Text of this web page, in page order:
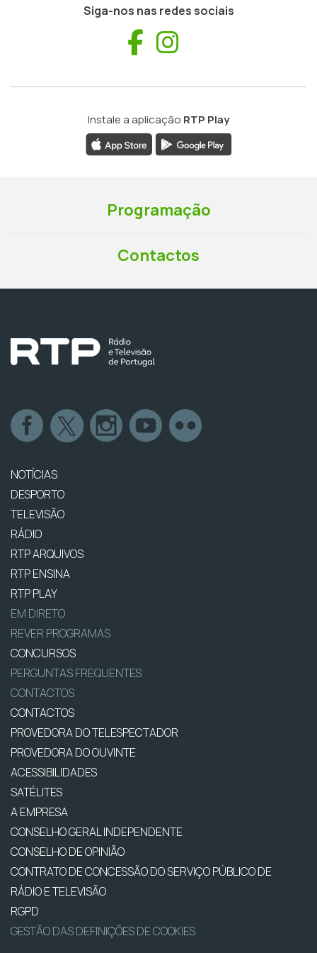
Siga-nos nas redes sociais
Facebook
Instale a aplicação RTP Play
Programação
Contactos
NOTÍCIAS
DESPORTO
TELEVISÃO
RÁDIO
RTP ARQUIVOS
RTP ENSINA
RTP PLAY
EM DIRETO
REVER PROGRAMAS
CONCURSOS
PERGUNTAS FREQUENTES
CONTACTOS
CONTACTOS
PROVEDORA DO TELESPECTADOR
PROVEDORA DO OUVINTE
ACESSIBILIDADES
SATÉLITES
A EMPRESA
CONSELHO GERAL INDEPENDENTE
CONSELHO DE OPINIÃO
CONTRATO DE CONCESSÃO DO SERVIÇO PÚBLICO DE
RÁDIO E TELEVISÃO
RGPD
GESTÃO DAS DEFINIÇÕES DE COOKIES